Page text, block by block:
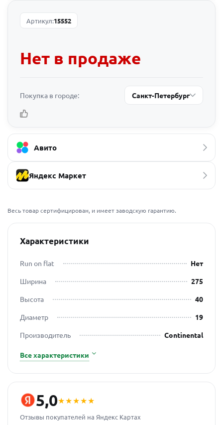
Артикул:15552
Нет в продаже
Покупка в городе: Санкт-Петербург
Авито
Яндекс Маркет
Весь товар сертифицирован, и имеет заводскую гарантию.
Характеристики
Run on flat
Нет
Ширина
275
Высота
40
Диаметр
19
Производитель
Continental
Все характеристики
5,0★★★★★
Отзывы покупателей на Яндекс Картах